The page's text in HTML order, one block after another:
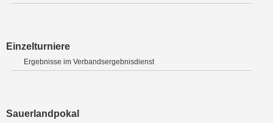
Einzelturniere
Ergebnisse im Verbandsergebnisdienst
Sauerlandpokal